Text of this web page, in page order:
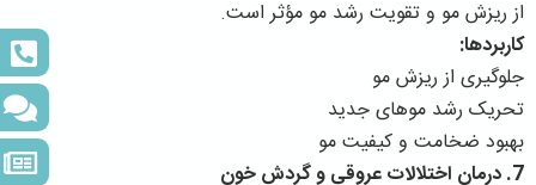
از ریزش مو و تقویت رشد مو مؤثر است.
کاربردها:
جلوگیری از ریزش مو
تحریک رشد موهای جدید
بهبود ضخامت و کیفیت مو
7. درمان اختلالات عروقی و گردش خون